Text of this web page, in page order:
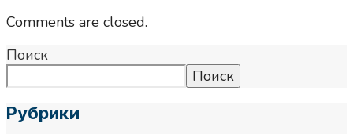
Comments are closed.
Поиск
Поиск
Рубрики